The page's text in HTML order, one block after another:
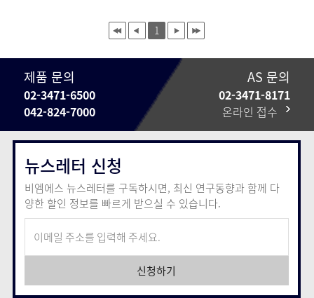
1
제품 문의
02-3471-6500
042-824-7000
AS 문의
02-3471-8171
온라인 접수
뉴스레터 신청
비엠에스 뉴스레터를 구독하시면, 최신 연구동향과 함께 다
양한 할인 정보를 빠르게 받으실 수 있습니다.
신청하기